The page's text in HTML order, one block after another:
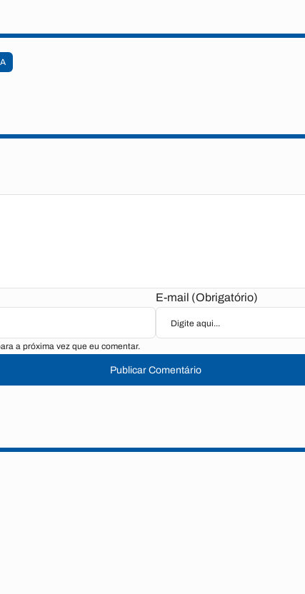
E-mail (Obrigatório)
a próxima vez que eu comentar.
Publicar Comentário